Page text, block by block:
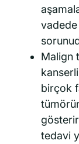
vadede
Malign
birçok
tedavi